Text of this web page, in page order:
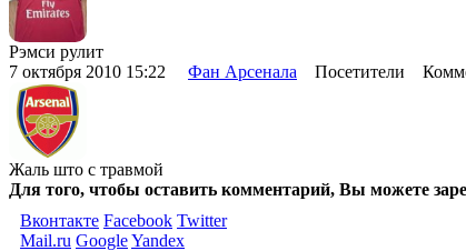
Рэмси рулит
7 октября 2010 15:22 Фан Арсенала Посетители
Жаль што с травмой
Для того, чтобы оставить комментарий, Вы можете
Вконтакте Facebook Twitter
Mail.ru GoogleYandex